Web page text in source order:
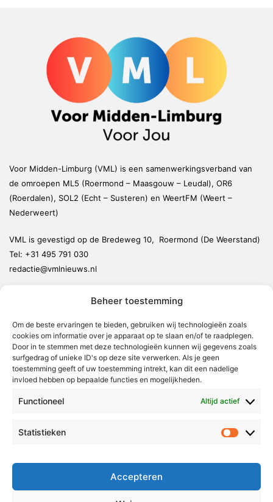
Beheer toestemming
Om de beste ervaringen te bieden, gebruiken wij technologieën zoals
cookies om informatie over je apparaat op te slaan en/of te raadplegen.
Door in te stemmen met deze technologieën kunnen wij gegevens zoals
surfgedrag of unieke ID's op deze site verwerken. Als je geen
toestemming geeft of uw toestemming intrekt, kan dit een nadelige
invloed hebben op bepaalde functies en mogelijkheden.
Functioneel Altijd actief
Statistieken
Accepteren
Voor Midden-Limburg (VML) is een samenwerkingsverband van
de omroepen ML5 (Roermond – Maasgouw – Leudal), OR6
(Roerdalen), SOL2 (Echt – Susteren) en WeertFM (Weert –
Nederweert)
VML is gevestigd op de Bredeweg 10, Roermond (De Weerstand)
Tel: +31 495 791 030
redactie@vmlnieuws.nl
Leudal
Maasgouw
Echt-Susteren
Radio & TV